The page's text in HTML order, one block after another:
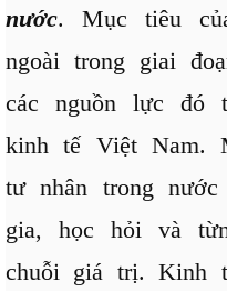
nước. Mục tiêu
ngoài trong giai
các nguồn lực đó
kinh tế Việt Nam.
tư nhân trong
gia, học hỏi và
chuỗi giá trị. Kinh